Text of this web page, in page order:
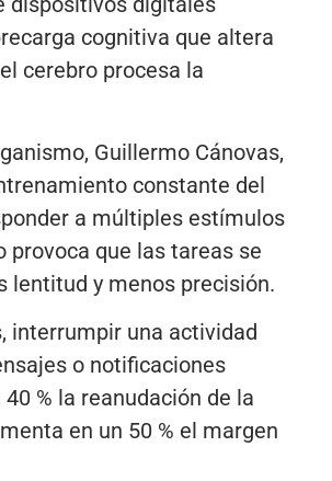
cognitiva que altera
cerebro procesa la
Guillermo Cánovas,
constante del
a múltiples estímulos
provoca que las tareas se
lentitud y menos precisión.
interrumpir una actividad
o notificaciones
% la reanudación de la
en un 50 % el margen